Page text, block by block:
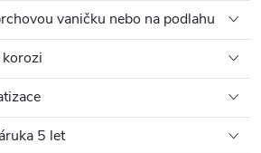
vaničku nebo na podlahu
5 let